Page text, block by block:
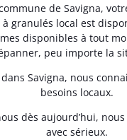
de Savigna,
à granulés local est
disponibles à tout
peu importe la
Savigna, nous
besoins locaux.
dès aujourd’hui,
avec sérieux.